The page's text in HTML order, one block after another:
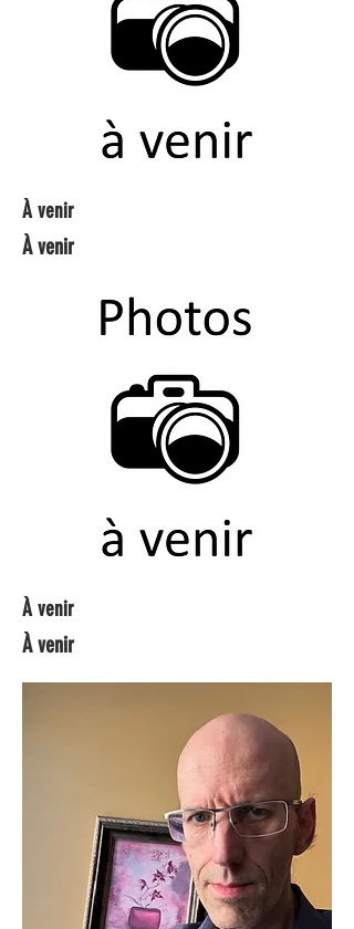
À venir
À venir
À venir
À venir